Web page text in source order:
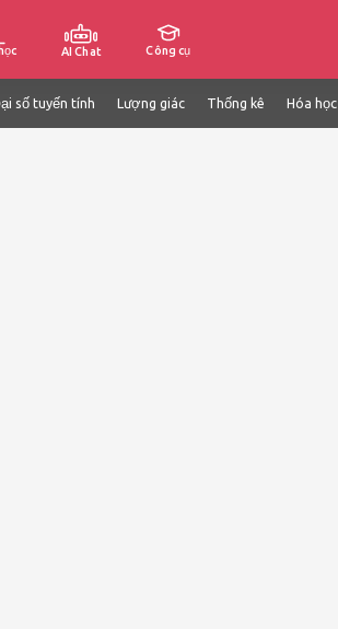
AI Chat Công cụ
số tuyến tính Lượng giác Thống kê Hóa học